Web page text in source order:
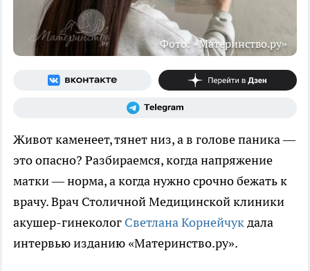
Фото: «Материнство.ру»
Живот каменеет, тянет низ, а в голове паника —
это опасно? Разбираемся, когда напряжение
матки — норма, а когда нужно срочно бежать к
врачу. Врач Столичной Медицинской клиники
акушер-гинеколог Светлана Корнейчукдала
интервью изданию «Материнство.ру».